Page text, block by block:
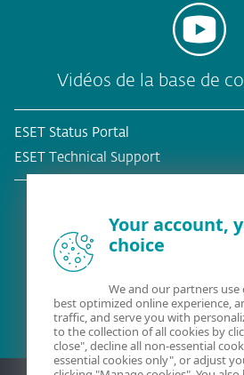
Vidéos de la base de
ESET Status Portal
ESET Technical Support
Your account,
choice
We and our partners
best optimized online experience,
traffic, and serve you with
to the collection of all cookies by
close", decline all non-essential
essential cookies only", or adjust